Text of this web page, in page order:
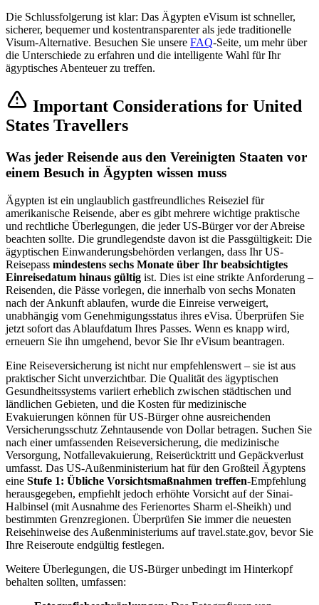
Die Schlussfolgerung ist klar: Das Ägypten eVisum ist schneller,
sicherer, bequemer und kostentransparenter als jede traditionelle
Visum-Alternative. Besuchen Sie unsere FAQ-Seite, um mehr über
die Unterschiede zu erfahren und die intelligente Wahl für Ihr
ägyptisches Abenteuer zu treffen.
Important Considerations for United
States Travellers
Was jeder Reisende aus den Vereinigten Staaten vor
einem Besuch in Ägypten wissen muss
Ägypten ist ein unglaublich gastfreundliches Reiseziel für
amerikanische Reisende, aber es gibt mehrere wichtige praktische
und rechtliche Überlegungen, die jeder US-Bürger vor der Abreise
beachten sollte. Die grundlegendste davon ist die Passgültigkeit: Die
ägyptischen Einwanderungsbehörden verlangen, dass Ihr US-
Reisepass mindestens sechs Monate über Ihr beabsichtigtes
Einreisedatum hinaus gültig ist. Dies ist eine strikte Anforderung –
Reisenden, die Pässe vorlegen, die innerhalb von sechs Monaten
nach der Ankunft ablaufen, wurde die Einreise verweigert,
unabhängig vom Genehmigungsstatus ihres eVisa. Überprüfen Sie
jetzt sofort das Ablaufdatum Ihres Passes. Wenn es knapp wird,
erneuern Sie ihn umgehend, bevor Sie Ihr eVisum beantragen.
Eine Reiseversicherung ist nicht nur empfehlenswert – sie ist aus
praktischer Sicht unverzichtbar. Die Qualität des ägyptischen
Gesundheitssystems variiert erheblich zwischen städtischen und
ländlichen Gebieten, und die Kosten für medizinische
Evakuierungen können für US-Bürger ohne ausreichenden
Versicherungsschutz Zehntausende von Dollar betragen. Suchen Sie
nach einer umfassenden Reiseversicherung, die medizinische
Versorgung, Notfallevakuierung, Reiserücktritt und Gepäckverlust
umfasst. Das US-Außenministerium hat für den Großteil Ägyptens
eine Stufe 1: Übliche Vorsichtsmaßnahmen treffen-Empfehlung
herausgegeben, empfiehlt jedoch erhöhte Vorsicht auf der Sinai-
Halbinsel (mit Ausnahme des Ferienortes Sharm el-Sheikh) und
bestimmten Grenzregionen. Überprüfen Sie immer die neuesten
Reisehinweise des Außenministeriums auf travel.state.gov, bevor Sie
Ihre Reiseroute endgültig festlegen.
Weitere Überlegungen, die US-Bürger unbedingt im Hinterkopf
behalten sollten, umfassen: